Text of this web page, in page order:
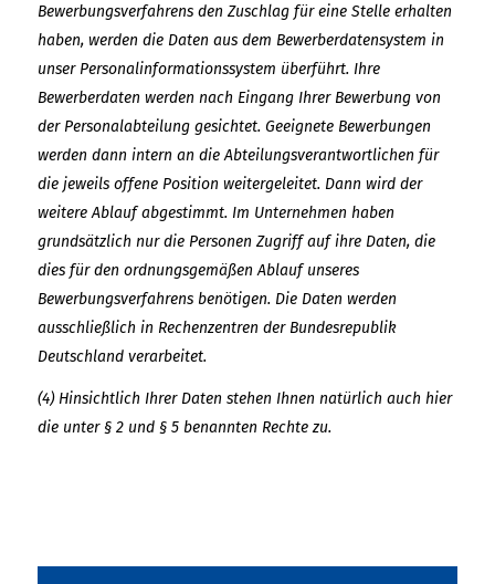
Bewerbungsverfahrens den Zuschlag für eine Stelle erhalten
haben, werden die Daten aus dem Bewerberdatensystem in
unser Personalinformationssystem überführt. Ihre
Bewerberdaten werden nach Eingang Ihrer Bewerbung von
der Personalabteilung gesichtet. Geeignete Bewerbungen
werden dann intern an die Abteilungsverantwortlichen für
die jeweils offene Position weitergeleitet. Dann wird der
weitere Ablauf abgestimmt. Im Unternehmen haben
grundsätzlich nur die Personen Zugriff auf ihre Daten, die
dies für den ordnungsgemäßen Ablauf unseres
Bewerbungsverfahrens benötigen. Die Daten werden
ausschließlich in Rechenzentren der Bundesrepublik
Deutschland verarbeitet.
(4) Hinsichtlich Ihrer Daten stehen Ihnen natürlich auch hier
die unter § 2 und § 5 benannten Rechte zu.